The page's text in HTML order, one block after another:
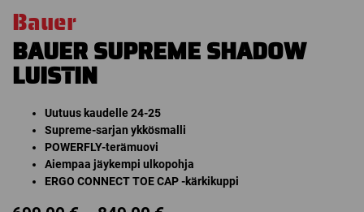
Bauer
BAUER SUPREME SHADOW
LUISTIN
Uutuus kaudelle 24-25
Supreme-sarjan ykkösmalli
POWERFLY-terämuovi
Aiempaa jäykempi ulkopohja
ERGO CONNECT TOE CAP -kärkikuppi